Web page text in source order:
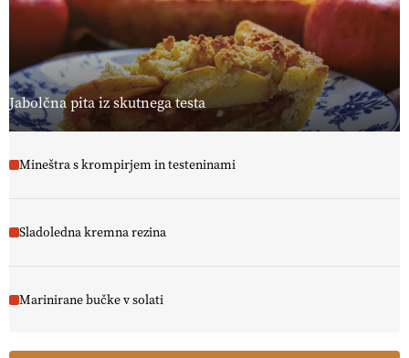
[EKOloško = LOGIČNO ]
Ekološka reja kokoši skrbi za živali
, okolje
in kakovostna jajca . VEČ
https://t.co/PX49GVsP1M
@EUAgri #IMCAP #CAP https://t.co/a1xatzEeid
13.07.2026
Jabolčna pita iz skutnega testa
Mineštra s krompirjem in testeninami
Sladoledna kremna rezina
Marinirane bučke v solati